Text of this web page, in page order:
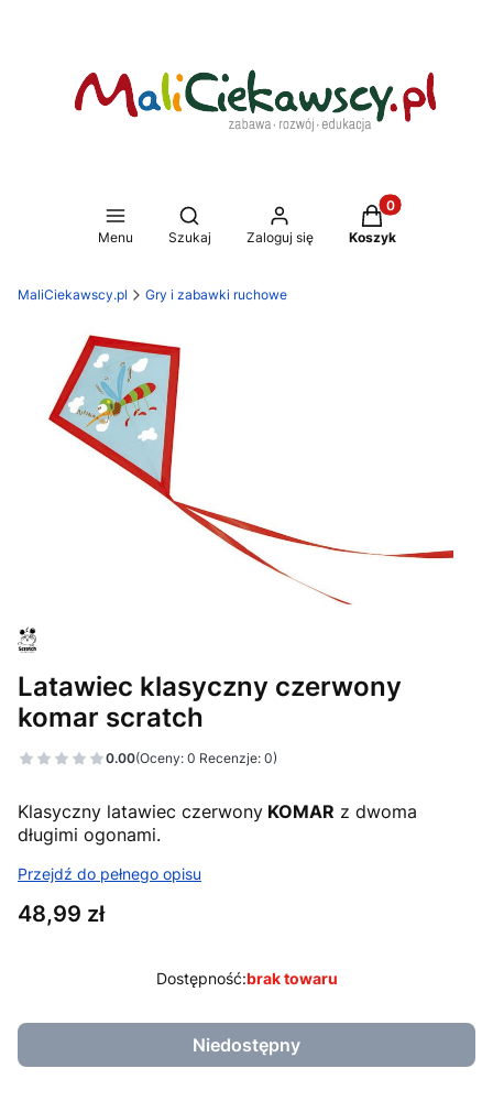
Menu
Otwórz wyszukiwarkę
Szukaj Zaloguj się
Produkty w
Koszyk
MaliCiekawscy.pl Gry i zabawki ruchowe
Latawiec klasyczny czerwony
komar scratch
0.00(Oceny: 0 Recenzje: 0)
Klasyczny latawiec czerwony KOMAR z dwoma
długimi ogonami.
Przejdź do pełnego opisu
Cena
48,99 zł
Dostępność:brak towaru
Niedostępny